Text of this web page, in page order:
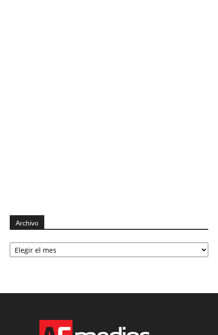
Archivo
Archivo